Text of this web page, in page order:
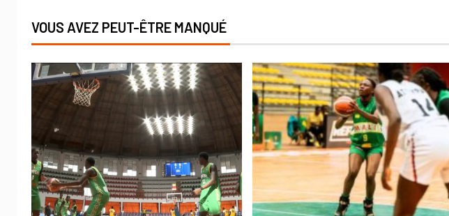
VOUS AVEZ PEUT-ÊTRE MANQUÉ